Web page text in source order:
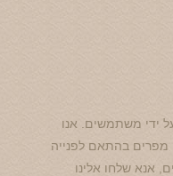
ידי משתמשים. אנו
מפרים בהתאם לפנייה
אנא שלחו אלינו